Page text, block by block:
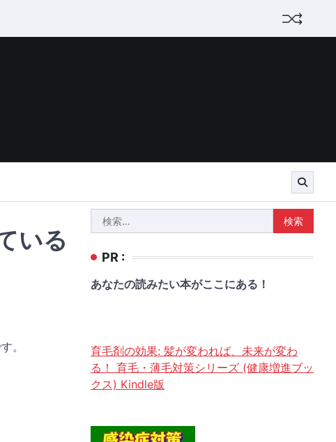
いる
。
索:
PR :
あなたの読みたい本がここにある！
育毛剤の効果: 髪が変われば、未来が変わ
る！ 育毛・薄毛対策シリーズ (健康増進ブッ
クス) Kindle版